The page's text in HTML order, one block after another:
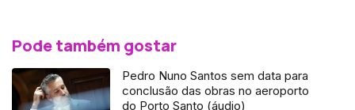
Pode também gostar
Pedro Nuno Santos sem data para
conclusão das obras no aeroporto
do Porto Santo (áudio)